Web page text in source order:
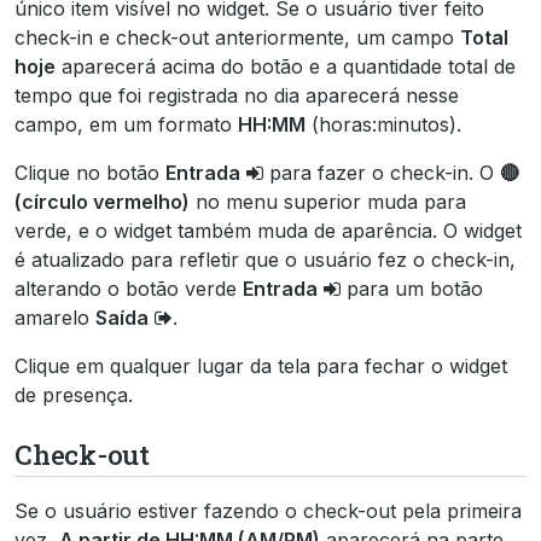
único item visível no widget. Se o usuário tiver feito
check-in e check-out anteriormente, um campo Total
hoje aparecerá acima do botão e a quantidade total de
tempo que foi registrada no dia aparecerá nesse
campo, em um formato HH:MM (horas:minutos).
Clique no botão Entrada para fazer o check-in. O 🔴
(círculo vermelho) no menu superior muda para
verde, e o widget também muda de aparência. O widget
é atualizado para refletir que o usuário fez o check-in,
alterando o botão verde Entrada
para um botão
amarelo Saída
.
Clique em qualquer lugar da tela para fechar o widget
de presença.
Check-out
Se o usuário estiver fazendo o check-out pela primeira